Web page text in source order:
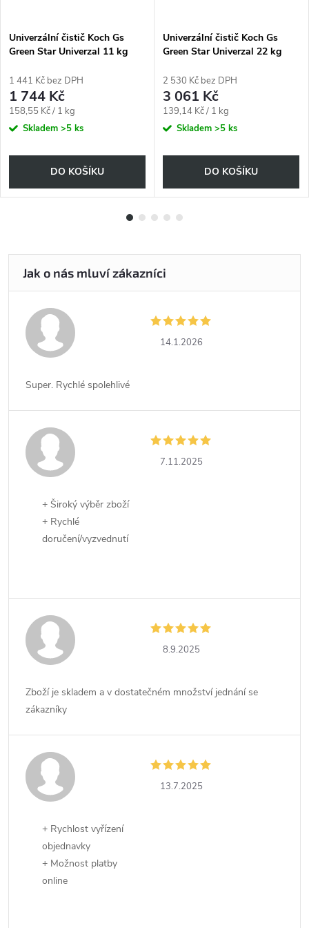
Univerzální čistič Koch Gs
Green Star Univerzal 11 kg
1 441 Kč bez DPH
1 744 Kč
Měrná
cena:
158,55 Kč / 1 kg
Skladem >5 ks
DO KOŠÍKU
Univerzální čistič Koch Gs
Green Star Univerzal 22 kg
2 530 Kč bez DPH
3 061 Kč
Měrná
cena:
139,14 Kč / 1 kg
Skladem >5 ks
DO KOŠÍKU
14.1.2026
Super. Rychlé spolehlivé
7.11.2025
+ Široký výběr zboží
+ Rychlé
doručení/vyzvednutí
8.9.2025
Zboží je skladem a v dostatečném množství jednání se
zákazníky
13.7.2025
+ Rychlost vyřízení
objednavky
+ Možnost platby
online